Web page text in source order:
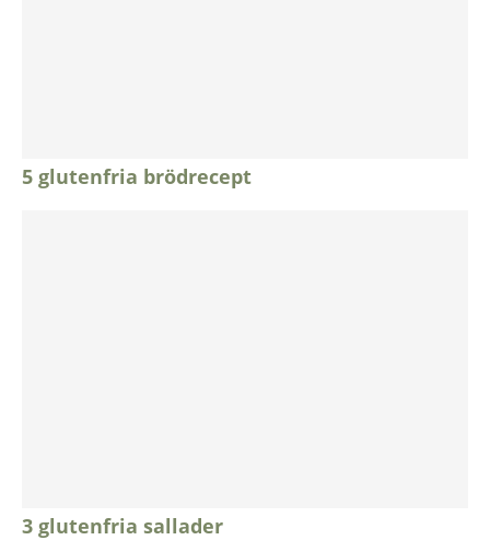
5 glutenfria brödrecept
3 glutenfria sallader